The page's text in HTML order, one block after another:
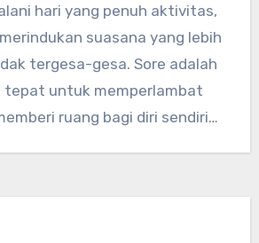
hari yang penuh aktivitas,
suasana yang lebih
tergesa-gesa. Sore adalah
tepat untuk memperlambat
ruang bagi diri sendiri…